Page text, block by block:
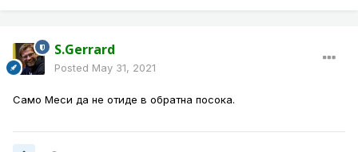
S.Gerrard
Posted May 31, 2021
Само Меси да не отиде в обратна посока.